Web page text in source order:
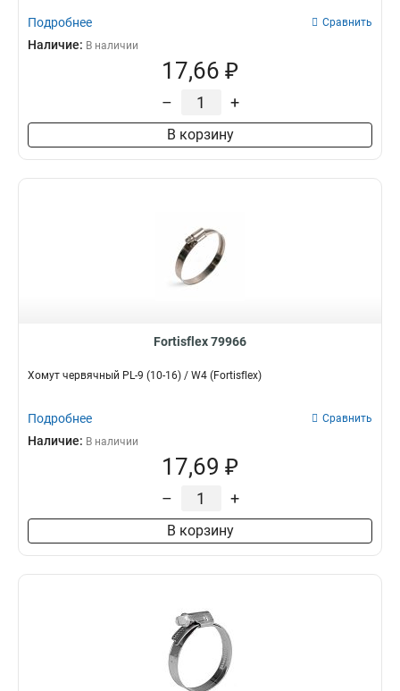
Подробнее Сравнить
Наличие: В наличии
17,66 ₽
– +
В корзину
Fortisflex 79966
Хомут червячный PL-9 (10-16) / W4 (Fortisflex)
Подробнее Сравнить
Наличие: В наличии
17,69 ₽
– +
В корзину